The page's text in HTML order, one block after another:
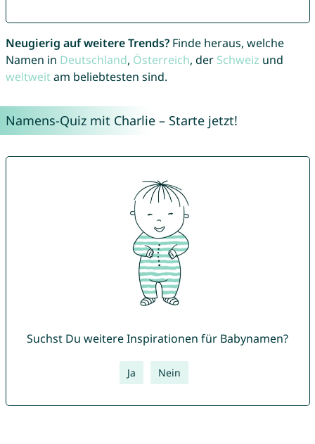
Neugierig auf weitere Trends?Finde heraus, welche
Namen in Deutschland, Österreich, der Schweiz und
weltweitam beliebtesten sind.
Namens-Quiz mit Charlie – Starte jetzt!
Suchst Du weitere Inspirationen für Babynamen?
Ja Nein